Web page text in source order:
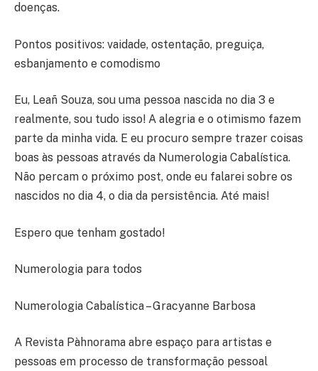
doenças.
Pontos positivos: vaidade, ostentação, preguiça,
esbanjamento e comodismo
Eu, Leañ Souza, sou uma pessoa nascida no dia 3 e
realmente, sou tudo isso! A alegria e o otimismo fazem
parte da minha vida. E eu procuro sempre trazer coisas
boas às pessoas através da Numerologia Cabalística.
Não percam o próximo post, onde eu falarei sobre os
nascidos no dia 4, o dia da persistência. Até mais!
Espero que tenham gostado!
Numerologia para todos
Numerologia Cabalística – Gracyanne Barbosa
A Revista Pàhnorama abre espaço para artistas e
pessoas em processo de transformação pessoal